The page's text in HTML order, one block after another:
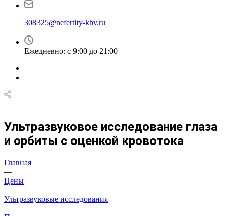
308325@nefertity-khv.ru
Ежедневно: с 9:00 до 21:00
Ультразвуковое исследование глаза
и орбиты с оценкой кровотока
Главная
—
Цены
—
Ультразвуковые исследования
—